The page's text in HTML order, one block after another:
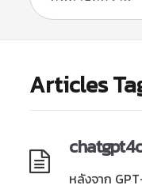
Articles
หลังจาก